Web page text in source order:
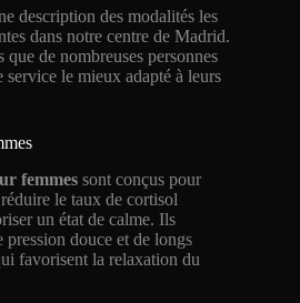
description des modalités les
dans notre centre de Madrid.
de nombreuses personnes
le mieux adapté à leurs
femmes sont conçus pour
le taux de cortisol
un état de calme. Ils
pression douce et de longs
favorisent la relaxation du